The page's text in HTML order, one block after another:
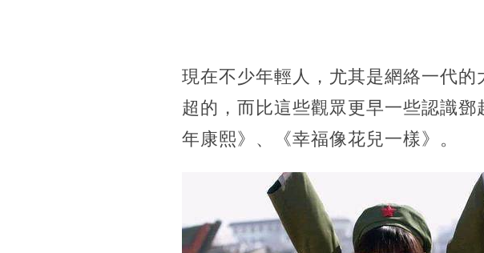
現在不少年輕人，尤其是網絡一代
超的，而比這些觀眾更早一些認識
年康熙》、《幸福像花兒一樣》。